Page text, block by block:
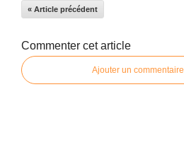
« Article précédent
Commenter cet article
Ajouter un commentaire